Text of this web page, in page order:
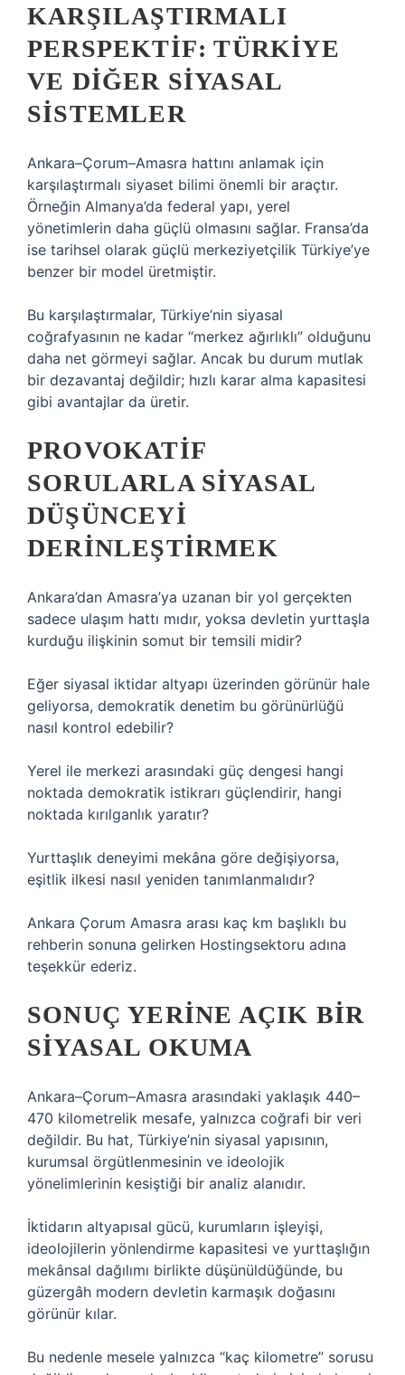
KARŞILAŞTIRMALI
PERSPEKTIF: TÜRKIYE
VE DIĞER SIYASAL
SISTEMLER
Ankara–Çorum–Amasra hattını anlamak için
karşılaştırmalı siyaset bilimi önemli bir araçtır.
Örneğin Almanya’da federal yapı, yerel
yönetimlerin daha güçlü olmasını sağlar. Fransa’da
ise tarihsel olarak güçlü merkeziyetçilik Türkiye’ye
benzer bir model üretmiştir.
Bu karşılaştırmalar, Türkiye’nin siyasal
coğrafyasının ne kadar “merkez ağırlıklı” olduğunu
daha net görmeyi sağlar. Ancak bu durum mutlak
bir dezavantaj değildir; hızlı karar alma kapasitesi
gibi avantajlar da üretir.
PROVOKATIF
SORULARLA SIYASAL
DÜŞÜNCEYI
DERINLEŞTIRMEK
Ankara’dan Amasra’ya uzanan bir yol gerçekten
sadece ulaşım hattı mıdır, yoksa devletin yurttaşla
kurduğu ilişkinin somut bir temsili midir?
Eğer siyasal iktidar altyapı üzerinden görünür hale
geliyorsa, demokratik denetim bu görünürlüğü
nasıl kontrol edebilir?
Yerel ile merkezi arasındaki güç dengesi hangi
noktada demokratik istikrarı güçlendirir, hangi
noktada kırılganlık yaratır?
Yurttaşlık deneyimi mekâna göre değişiyorsa,
eşitlik ilkesi nasıl yeniden tanımlanmalıdır?
Ankara Çorum Amasra arası kaç km başlıklı bu
rehberin sonuna gelirken Hostingsektoru adına
teşekkür ederiz.
SONUÇ YERINE AÇIK BIR
SIYASAL OKUMA
Ankara–Çorum–Amasra arasındaki yaklaşık 440–
470 kilometrelik mesafe, yalnızca coğrafi bir veri
değildir. Bu hat, Türkiye’nin siyasal yapısının,
kurumsal örgütlenmesinin ve ideolojik
yönelimlerinin kesiştiği bir analiz alanıdır.
İktidarın altyapısal gücü, kurumların işleyişi,
ideolojilerin yönlendirme kapasitesi ve yurttaşlığın
mekânsal dağılımı birlikte düşünüldüğünde, bu
güzergâh modern devletin karmaşık doğasını
görünür kılar.
Bu nedenle mesele yalnızca “kaç kilometre” sorusu